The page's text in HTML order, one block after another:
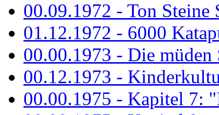
00.09.1972 - Ton Steine
01.12.1972 - 6000
00.00.1973 - Die müden
00.12.1973 -
00.00.1975 - Kapitel 7: